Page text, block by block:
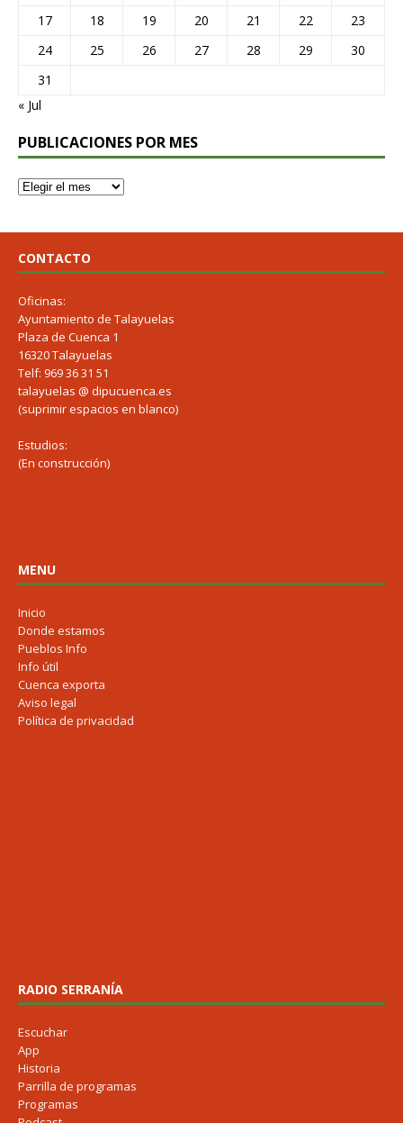
17
18 19 20 21 22
23
24
25 26 27 28 29
30
31
« Jul
PUBLICACIONES POR MES
CONTACTO
Oficinas:
Ayuntamiento de Talayuelas
Plaza de Cuenca 1
16320 Talayuelas
Telf: 969 36 31 51
talayuelas @ dipucuenca.es
(suprimir espacios en blanco)
Estudios:
(En construcción)
MENU
Inicio
Donde estamos
Pueblos Info
Info útil
Cuenca exporta
Aviso legal
Política de privacidad
RADIO SERRANÍA
Escuchar
App
Historia
Parrilla de programas
Programas